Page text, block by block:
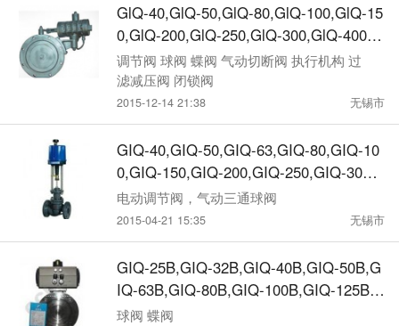
GlQ-40,GlQ-50,GlQ-80,GlQ-100,GlQ-15
0,GlQ-200,GlQ-250,GlQ-300,GlQ-400,G
lQ-500,GlQ-600,GlQ-800,气动高真空蝶
阀
调节阀 球阀 蝶阀 气动切断阀 执行机构 过
滤减压阀 闭锁阀
2015-12-14 21:38 无锡市
GIQ-40,GIQ-50,GIQ-63,GIQ-80,GIQ-10
0,GIQ-150,GIQ-200,GIQ-250,GIQ-300,
GIQ-400,GIQ-500,高真空蝶阀
电动调节阀，气动三通球阀
2015-04-21 15:35 无锡市
GIQ-25B,GIQ-32B,GIQ-40B,GIQ-50B,G
IQ-63B,GIQ-80B,GIQ-100B,GIQ-125B,
GIQ-150B,气动高真空蝶阀
球阀 蝶阀